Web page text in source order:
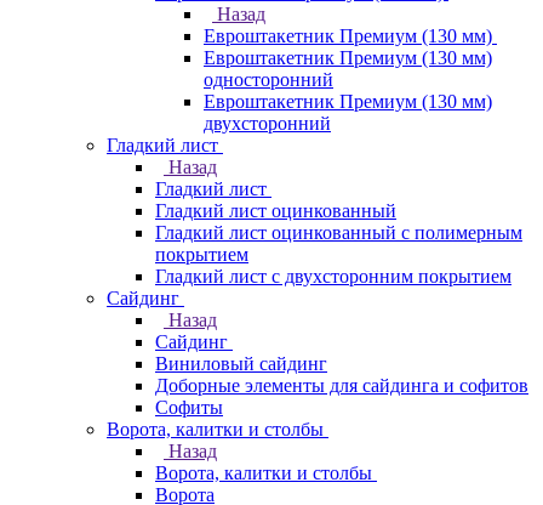
Назад
Евроштакетник Премиум (130 мм)
Евроштакетник Премиум (130 мм)
односторонний
Евроштакетник Премиум (130 мм)
двухсторонний
Гладкий лист
Назад
Гладкий лист
Гладкий лист оцинкованный
Гладкий лист оцинкованный с полимерным
покрытием
Гладкий лист с двухсторонним покрытием
Сайдинг
Назад
Сайдинг
Виниловый сайдинг
Доборные элементы для сайдинга и софитов
Софиты
Ворота, калитки и столбы
Назад
Ворота, калитки и столбы
Ворота